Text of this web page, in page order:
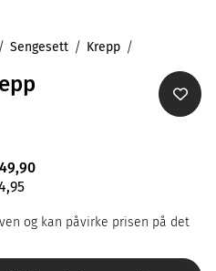
Sengesett Krepp
og kan påvirke prisen på det